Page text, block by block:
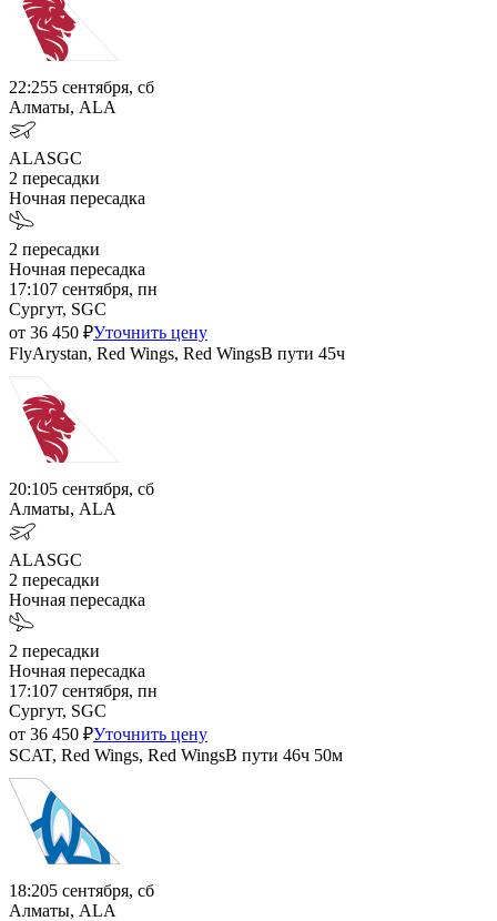
22:255 сентября, сб
Алматы, ALA
ALASGC
2 пересадки
Ночная пересадка
2 пересадки
Ночная пересадка
17:107 сентября, пн
Сургут, SGC
от 36 450 ₽Уточнить цену
FlyArystan, Red Wings, Red WingsВ пути 45ч
20:105 сентября, сб
Алматы, ALA
ALASGC
2 пересадки
Ночная пересадка
2 пересадки
Ночная пересадка
17:107 сентября, пн
Сургут, SGC
от 36 450 ₽Уточнить цену
SCAT, Red Wings, Red WingsВ пути 46ч 50м
18:205 сентября, сб
Алматы, ALA